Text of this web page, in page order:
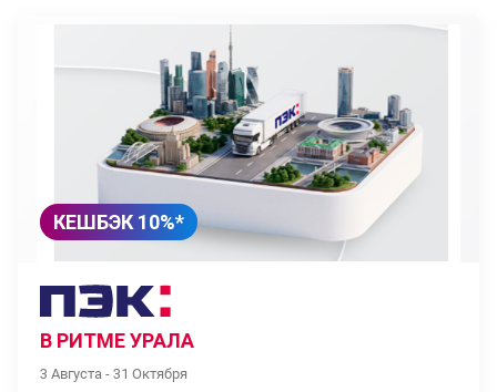
КЕШБЭК 10%*
В РИТМЕ УРАЛА
3 Августа - 31 Октября